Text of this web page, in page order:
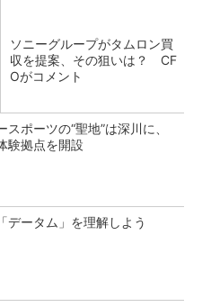
ソニーグループがタムロン買
収を提案、その狙いは？ CF
Oがコメント
ポーツの“聖地”は深川に、
験拠点を開設
データム」を理解しよう